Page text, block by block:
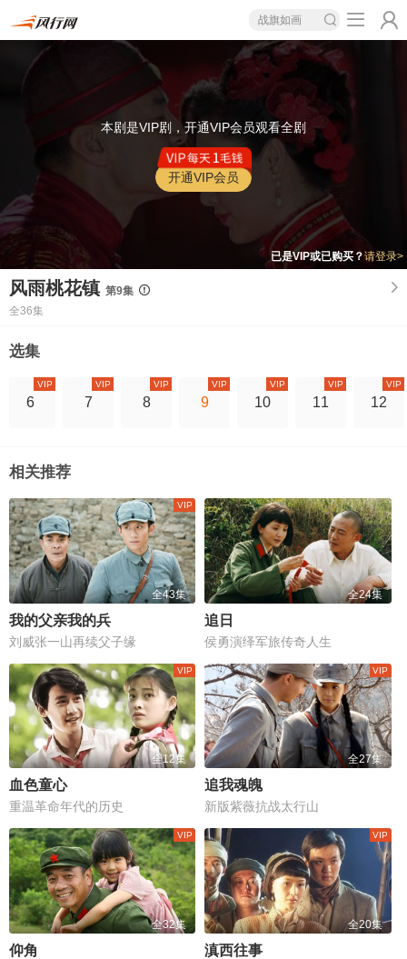
战旗如画
本剧是VIP剧，开通VIP会员观看全剧
开通VIP会员
已是VIP或已购买？请登录>
风雨桃花镇 第9集
全36集
选集
6
VIP
7
VIP
8
VIP
9
VIP
10
VIP
11
VIP
12
VIP
相关推荐
全43集
我的父亲我的兵
刘威张一山再续父子缘
全24集
追日
侯勇演绎军旅传奇人生
全12集
血色童心
重温革命年代的历史
全27集
追我魂魄
新版紫薇抗战太行山
全32集
仰角
全20集
滇西往事